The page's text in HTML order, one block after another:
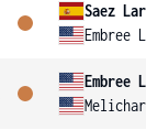
Saez
Embree
Embree